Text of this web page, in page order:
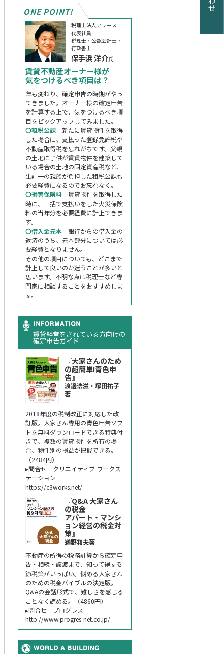
ONE POINT!
税理士法人アレース
代表社員
税理士・公認会計士・
行政書士
保手浜 洋介氏
賃貸不動産オーナー様が
気をつけるべき項目は？
年も変わり、確定申告の時期がやっ
てきました。オーナー様の確定申告
を計算する上で、気をつけるべき項
目をピックアップしてみました。
〇租税公課 新たに賃貸物件を取得
した場合に、支払った登録免許税や
不動産取得税を忘れがちです。父親
の土地に子供が賃貸物件を建築して
いる場合の土地の固定資産税など、
生計一の親族が負担した租税公課も
必要経費になるのでお忘れなく。
〇損害保険料 賃貸物件を取得した
時に、一括で支払いをした火災保険
料の当年分を必要経費に計上できま
す。
〇借入金元本 銀行からの借入金の
返済のうち、元本部分については必
要経費となりません。
その他の項目についても、どこまで
計上して良いのか迷うことが多いと
思います。不明な点は税理士など専
門家に相談することをおすすめしま
す。
賃貸経営をされている方向けの
確定申告ガイド
『大家さんのため
の超簡単!青色申
告』
渡邊浩滋・塚田祐子
著
2018年度の税制改正に対応した改
訂版。大家さん専用の青色申告ソフ
トを無料ダウンロードできる特典付
きで、複数の賃貸物件を所有の場
合、物件別の損益が把握できる。
（2484円）
▸問合せ クリエイティブ ワークス
テーション
https://c3works.net/
『Q&A 大家さん
の税金
アパート・マンシ
ョン経営の税金対
策』
鵜野和夫著
不動産の所得の税務計算から確定申
告・相続・譲渡まで、知って得する
節税策がいっぱい。悩める大家さん
のための税金バイブルの決定版。
Q&Aの会話形式で、難しさを感じる
ことなく読める。（4860円）
▸問合せ プログレス
http://www.progres-net.co.jp/